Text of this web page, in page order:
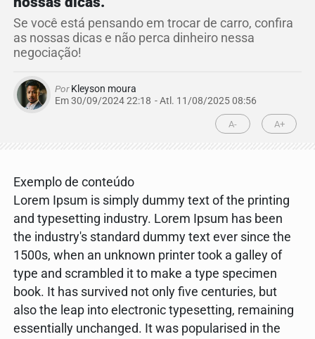
Se você está pensando em trocar de carro, confira
as nossas dicas e não perca dinheiro nessa
negociação!
PorKleyson moura
Em 30/09/2024 22:18 - Atl. 11/08/2025 08:56
A- A+
Exemplo de conteúdo
Lorem Ipsum is simply dummy text of the printing
and typesetting industry. Lorem Ipsum has been
the industry's standard dummy text ever since the
1500s, when an unknown printer took a galley of
type and scrambled it to make a type specimen
book. It has survived not only five centuries, but
also the leap into electronic typesetting, remaining
essentially unchanged. It was popularised in the